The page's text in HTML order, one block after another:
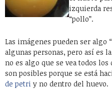
izquierda
“pollo”.
Las imágenes pueden ser algo
algunas personas, pero así es
no es algo que se vea todos los
son posibles porque se está
de petri y no dentro del huevo.